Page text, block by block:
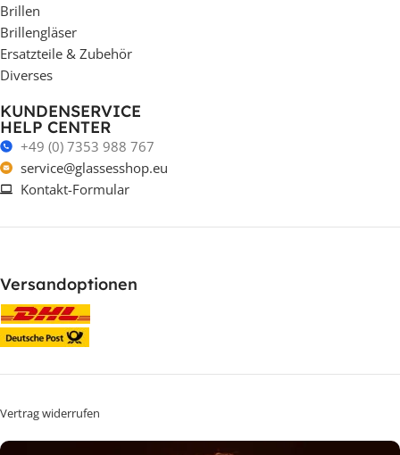
Brillen
Brillengläser
Ersatzteile & Zubehör
Diverses
KUNDENSERVICE
HELP CENTER
+49 (0) 7353 988 767
service@glassesshop.eu
Kontakt-Formular
Versandoptionen
Vertrag widerrufen